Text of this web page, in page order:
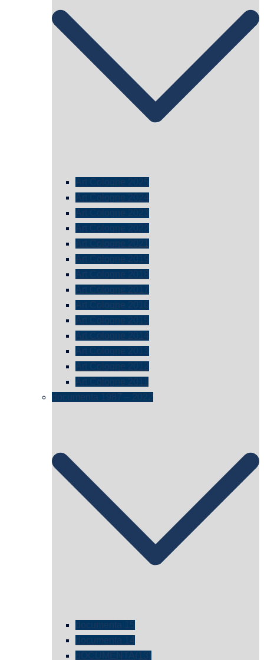
Art Cologne 2025
Art Cologne 2024
Art Cologne 2023
Art Cologne 2022
Art Cologne 2021
Art Cologne 2019
Art Cologne 2018
Art Cologne 2017
Art Cologne 2016
Art Cologne 2015
Art Cologne 2014
Art Cologne 2013
Art Cologne 2012
Art Cologne 2011
documenta 1987 – 2022
documenta 15
documenta 14
dOCUMENTA(13)